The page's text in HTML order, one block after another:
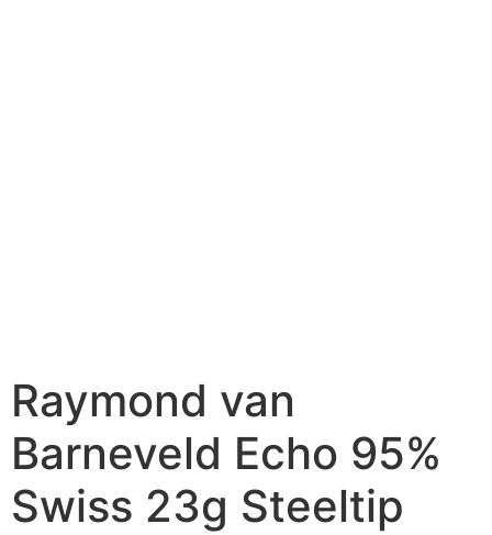
Raymond van
Barneveld Echo 95%
Swiss 23g Steeltip